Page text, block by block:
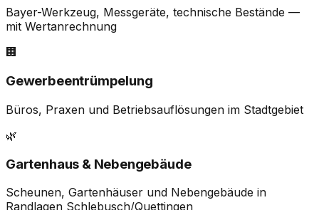
Bayer-Werkzeug, Messgeräte, technische Bestände —
mit Wertanrechnung
🏢
Gewerbeentrümpelung
Büros, Praxen und Betriebsauflösungen im Stadtgebiet
🌿
Gartenhaus & Nebengebäude
Scheunen, Gartenhäuser und Nebengebäude in
Randlagen Schlebusch/Quettingen